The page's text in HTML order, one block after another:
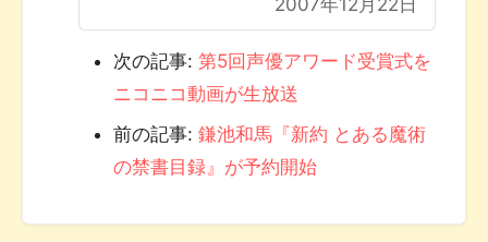
次の記事: 第5回声優アワード受賞式を
ニコニコ動画が生放送
前の記事: 鎌池和馬『新約 とある魔術
の禁書目録』が予約開始